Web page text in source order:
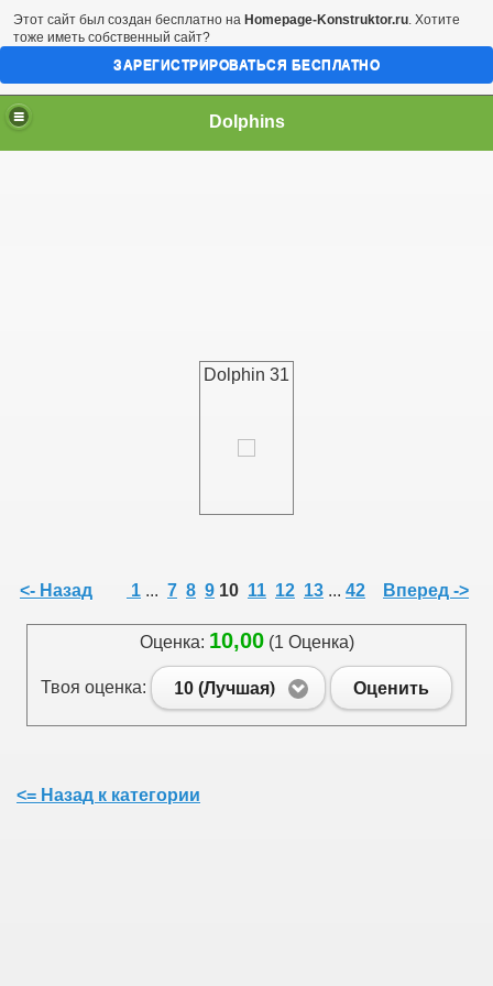
Dolphins
Dolphin 31
<- Назад 1 ... 7 8 9 10 11 12 13 ... 42 Вперед ->
Оценка: 10,00(1 Оценка)
Твоя оценка: 10 (Лучшая) Оценить
<= Назад к категории
Этот сайт был создан бесплатно на Homepage-Konstruktor.ru. Хотите
тоже иметь собственный сайт?
ЗАРЕГИСТРИРОВАТЬСЯ БЕСПЛАТНО